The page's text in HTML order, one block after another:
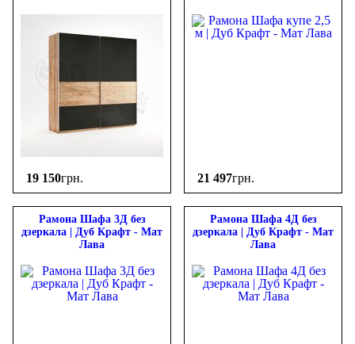
19 150грн. 21 497грн.
Рамона Шафа 3Д без
дзеркала | Дуб Крафт - Мат
Лава
Рамона Шафа 4Д без
дзеркала | Дуб Крафт - Мат
Лава